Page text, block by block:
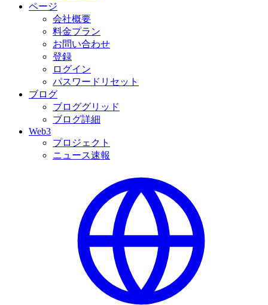
ページ
会社概要
料金プラン
お問い合わせ
登録
ログイン
パスワードリセット
ブログ
ブロググリッド
ブログ詳細
Web3
プロジェクト
ニュース速報